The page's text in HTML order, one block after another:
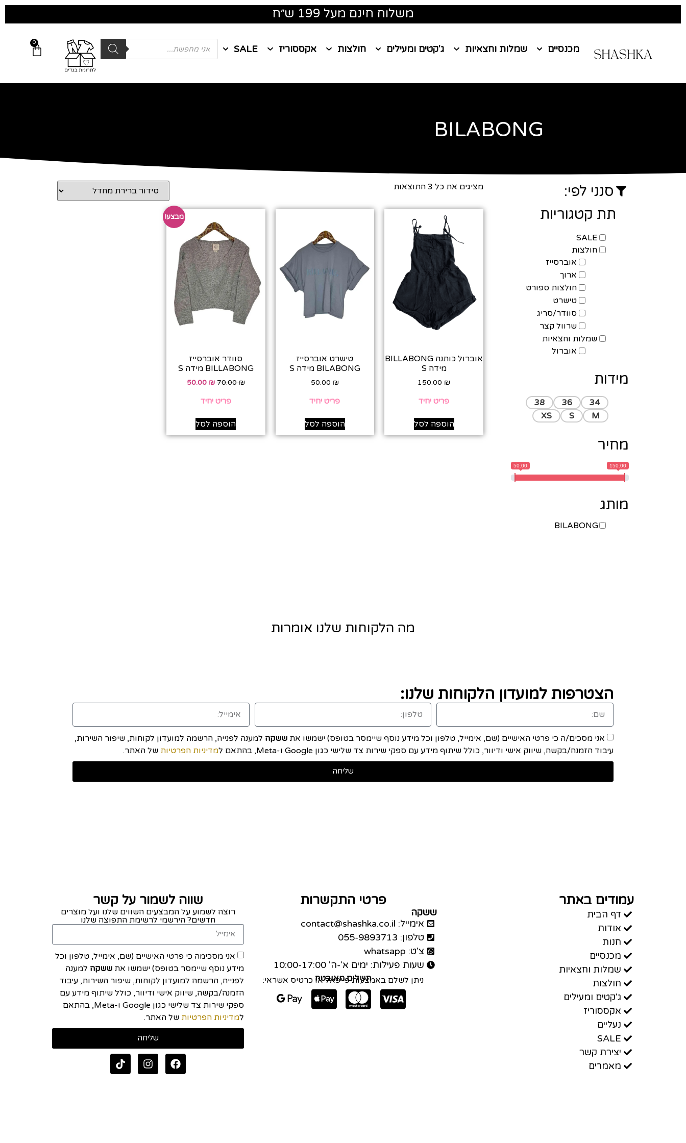
משלוח חינם מעל 199 ש״ח
מכנסיים שמלות וחצאיות ג'קטים ומעילים חולצות אקססוריז SALE
0
BILABONG
סנני לפי:
תת קטגוריות
SALE
חולצות
אוברסייז
ארוך
חולצות ספורט
טישרט
סוודר/סריג
שרוול קצר
שמלות וחצאיות
אוברול
מידות
34
36
38
M
S
XS
מחיר
50.00 150.00
מותג
BILABONG
מציגים את כל ⁦3⁩ התוצאות
אוברול כותנה BILLABONG
מידה S
150.00 ₪
פריט יחיד
הוספה לסל
טישרט אוברסייז
BILABONG מידה S
50.00 ₪
פריט יחיד
הוספה לסל
מבצע!
סוודר אוברסייז
BILLABONG מידה S
70.00₪
50.00 ₪
פריט יחיד
הוספה לסל
מה הלקוחות שלנו אומרות
הצטרפות למועדון הלקוחות שלנו:
אני מסכים/ה כי פרטי האישיים (שם, אימייל, טלפון וכל מידע נוסף שיימסר בטופס) ישמשו את ששקה למענה לפנייה, הרשמה למועדון לקוחות, שיפור השירות,
עיבוד הזמנה/בקשה, שיווק אישי ודיוור, כולל שיתוף מידע עם ספקי שירות צד שלישי כגון Google ו-Meta, בהתאם ל
מדיניות הפרטיות של האתר.
שליחה
עמודים באתר
דף הבית
אודות
חנות
מכנסיים
שמלות וחצאיות
חולצות
ג'קטים ומעילים
אקססוריז
נעליים
SALE
יצירת קשר
מאמרים
פרטי התקשרות
ששקה
אימייל: contact@shashka.co.il
טלפון: 055-9893713
צ'ט: whatsapp
שעות פעילות: ימים א'-ה' 10:00-17:00
תשלום מאובטח
ניתן לשלם באמצעות פייפאל או כרטיס אשראי:
שווה לשמור על קשר
רוצה לשמוע על המבצעים השווים שלנו ועל מוצרים
חדשים? הירשמי לרשימת התפוצה שלנו
אני מסכימה כי פרטי האישיים (שם, אימייל, טלפון וכל
מידע נוסף שיימסר בטופס) ישמשו אתששקה למענה
לפנייה, הרשמה למועדון לקוחות, שיפור השירות, עיבוד
הזמנה/בקשה, שיווק אישי ודיוור, כולל שיתוף מידע עם
ספקי שירות צד שלישי כגון Google ו-Meta, בהתאם
למדיניות הפרטיות של האתר.
שליחה